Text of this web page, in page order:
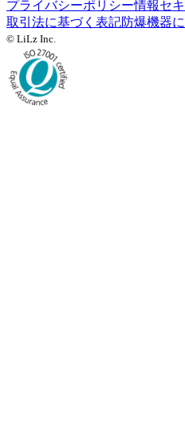
プライバシーポリシー情報セ
取引法に基づく表記防爆機器
© LiLz Inc.